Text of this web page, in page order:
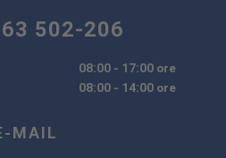
502-206
08:00 - 17:00 ore
08:00 - 14:00 ore
MAIL